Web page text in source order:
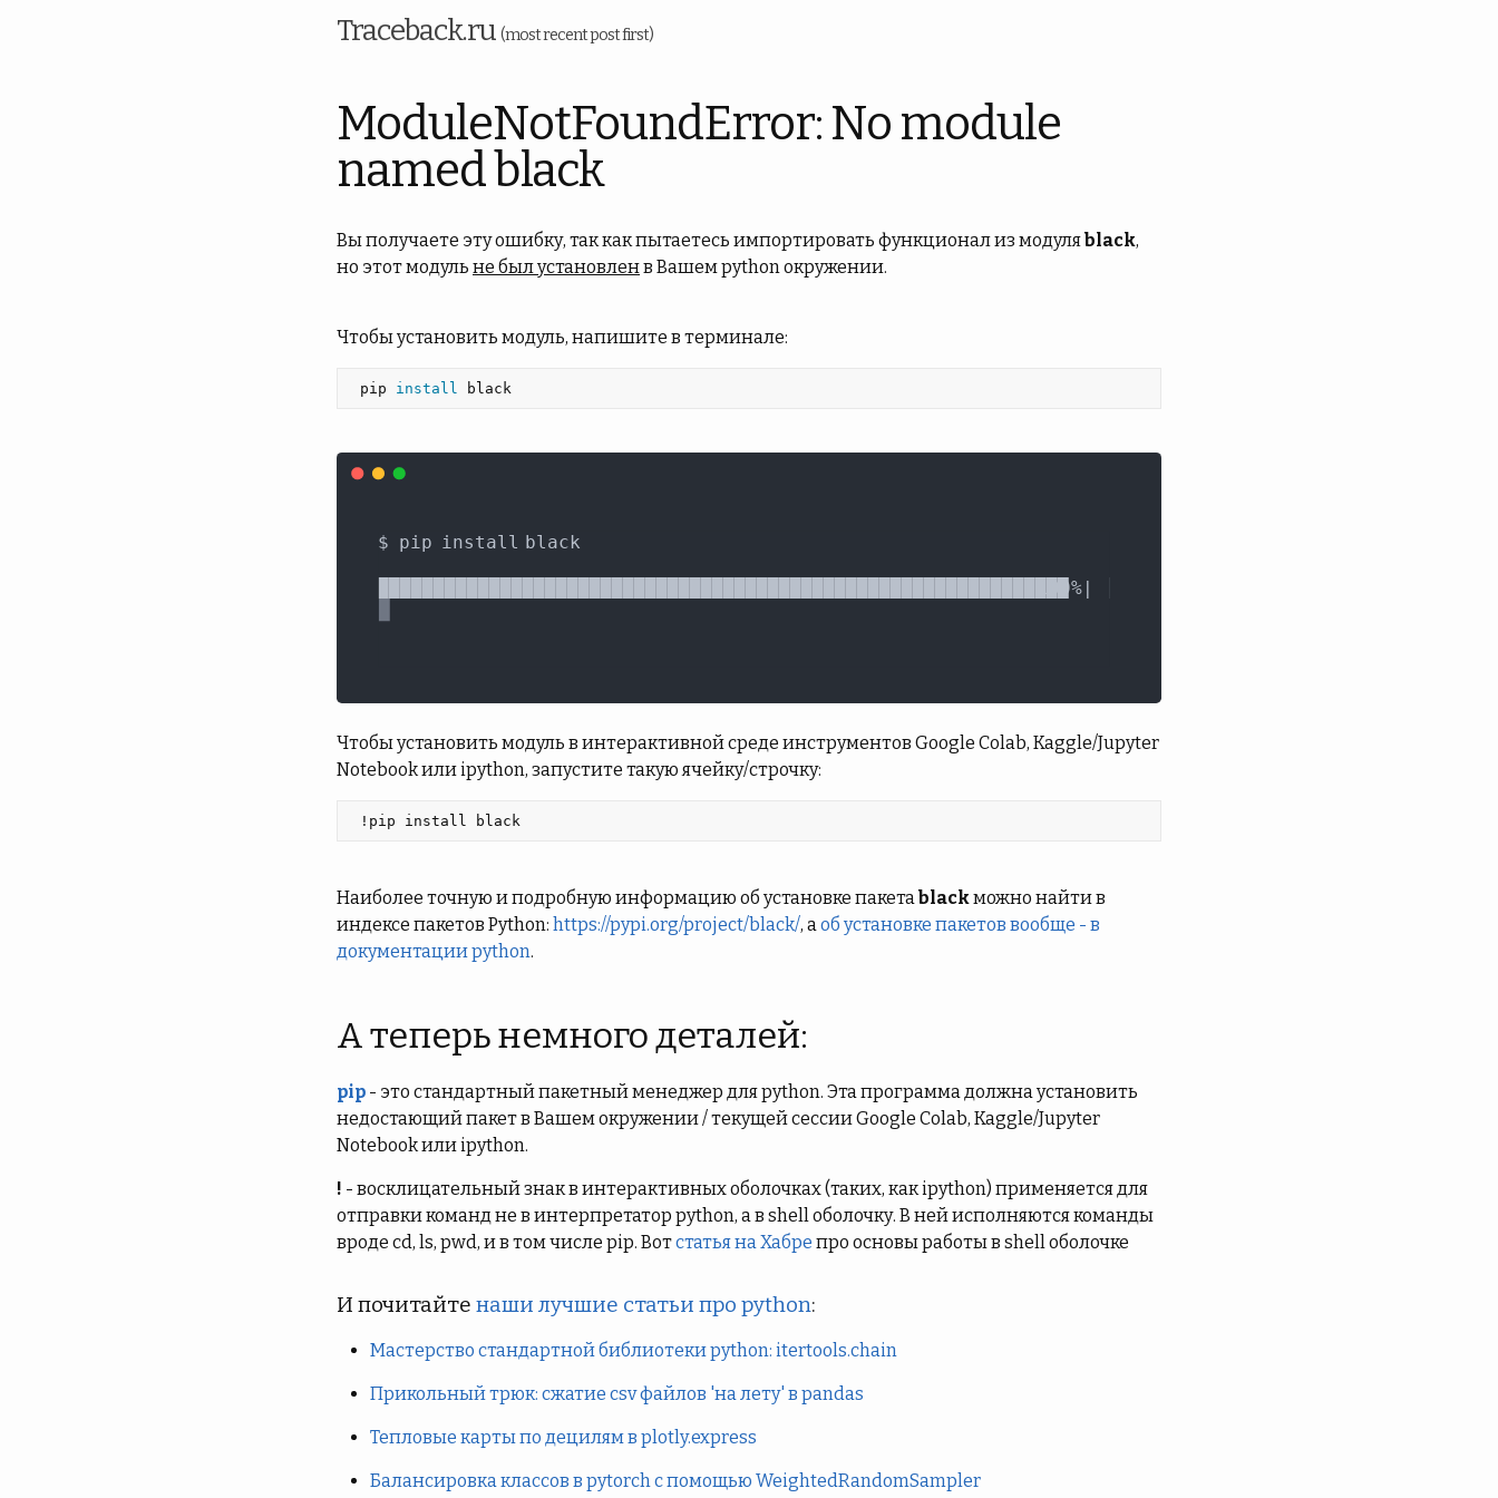
Traceback.ru (most recent post first)
ModuleNotFoundError: No module
named black
Вы получаете эту ошибку, так как пытаетесь импортировать функционал из модуляblack,
но этот модуль не был установленв Вашем python окружении.
Чтобы установить модуль, напишите в терминале:
pip install black
Чтобы установить модуль в интерактивной среде инструментов Google Colab, Kaggle/Jupyter
Notebook или ipython, запустите такую ячейку/строчку:
!pip install black
Наиболее точную и подробную информацию об установке пакетаblackможно найти в
индексе пакетов Python: https://pypi.org/project/black/, аоб установке пакетов вообще - в
документации python.
А теперь немного деталей:
pip - это стандартный пакетный менеджер для python. Эта программа должна установить
недостающий пакет в Вашем окружении / текущей сессии Google Colab, Kaggle/Jupyter
Notebook или ipython.
! - восклицательный знак в интерактивных оболочках (таких, как ipython) применяется для
отправки команд не в интерпретатор python, а в shell оболочку. В ней исполняются команды
вроде cd, ls, pwd, и в том числе pip. Вотстатья на Хабре про основы работы в shell оболочке
И почитайте наши лучшие статьи про python:
Мастерство стандартной библиотеки python: itertools.chain
Прикольный трюк: сжатие csv файлов 'на лету' в pandas
Тепловые карты по децилям в plotly.express
Балансировка классов в pytorch с помощью WeightedRandomSampler